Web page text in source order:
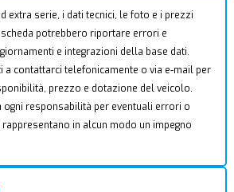
extra serie, i dati tecnici, le foto e i prezzi
potrebbero riportare errori e
e integrazioni della base dati.
a contattarci telefonicamente o via e-mail per
prezzo e dotazione del veicolo.
ogni responsabilità per eventuali errori o
in alcun modo un impegno